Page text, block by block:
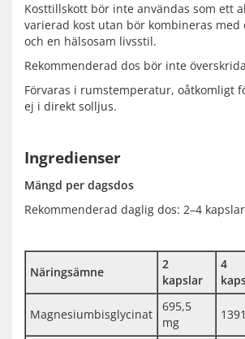
Kosttillskott bör inte användas som ett
varierad kost utan bör kombineras med
och en hälsosam livsstil.
Rekommenderad dos bör inte
Förvaras i rumstemperatur, oåtkomligt
ej i direkt solljus.
Ingredienser
Mängd per dagsdos
Rekommenderad daglig dos: 2–4 kapslar
Näringsämne
2
kapslar
4
Magnesiumbisglycinat
695,5
mg